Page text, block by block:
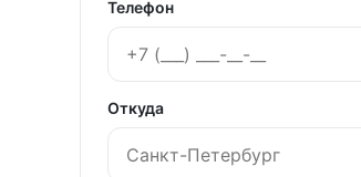
Телефон
Откуда